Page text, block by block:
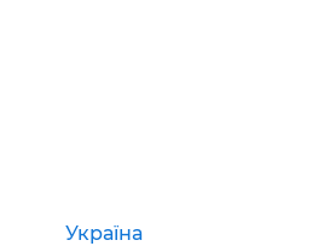
Україна